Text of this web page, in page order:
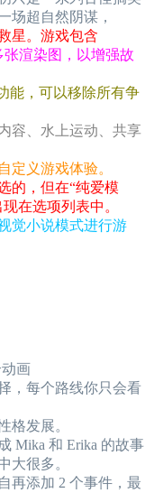
场超自然阴谋，
星。游戏包含
张渲染图，以增强故
能，可以移除所有争
容、水上运动、共享
定义游戏体验。
的，但在“纯爱模
在选项列表中。
觉小说模式进行游
画
，每个路线你只会看
格发展。
Mika 和 Erika 的故事
大很多。
再添加 2 个事件，最